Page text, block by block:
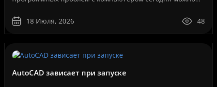
сервисный центр и без ожидания..
18 Июля, 2026 48
AutoCAD зависает при запуске